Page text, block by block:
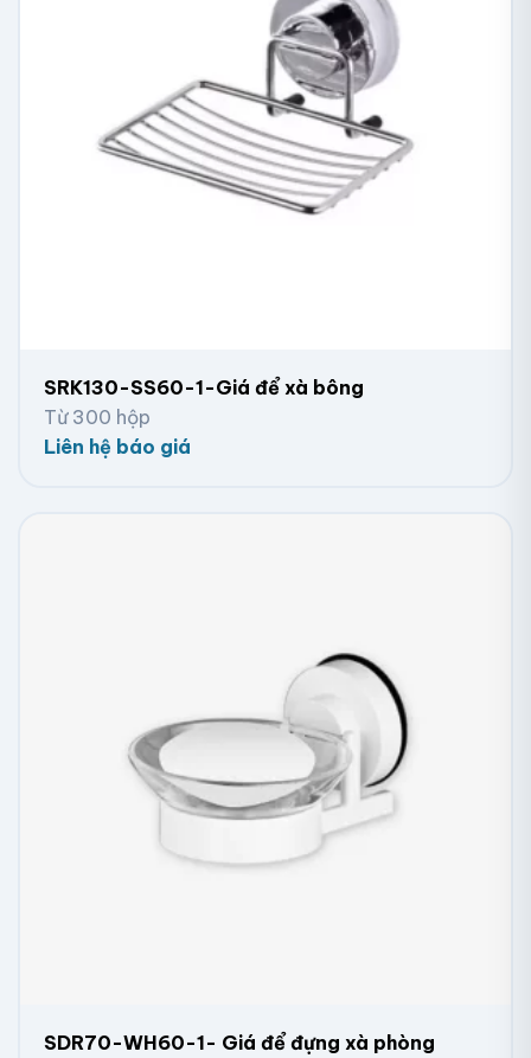
SRK130-SS60-1-Giá để xà bông
Từ 300 hộp
Liên hệ báo giá
SDR70-WH60-1- Giá để đựng xà phòng